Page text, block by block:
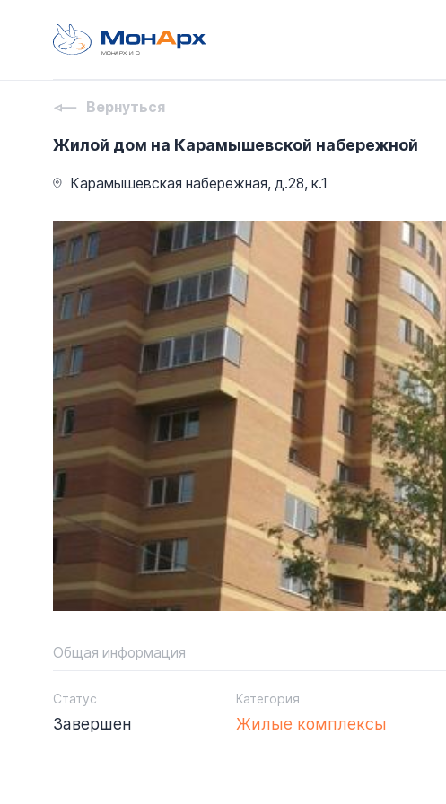
МОНАРХ И О
Вернуться
Жилой дом на Карамышевской набережной
Карамышевская набережная, д.28, к.1
Общая информация
Статус
Завершен
Категория
Жилые комплексы